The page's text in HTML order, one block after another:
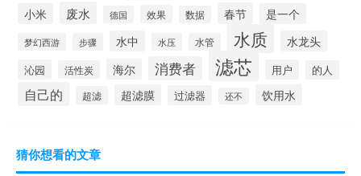
小米
废水 德国 效果 数据 春节 是一个
梦幻西游 步骤 水中 水压 水管 水质 水龙头
沁园 活性炭 海尔 消费者 滤芯 用户 的人
自己的 超滤 超滤膜 过滤器 还不 饮用水
猜你想看的文章